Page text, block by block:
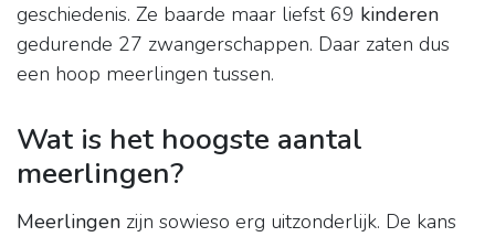
geschiedenis. Ze baarde maar liefst 69 kinderen
gedurende 27 zwangerschappen. Daar zaten dus
een hoop meerlingen tussen.
Wat is het hoogste aantal
meerlingen?
Meerlingen zijn sowieso erg uitzonderlijk. De kans